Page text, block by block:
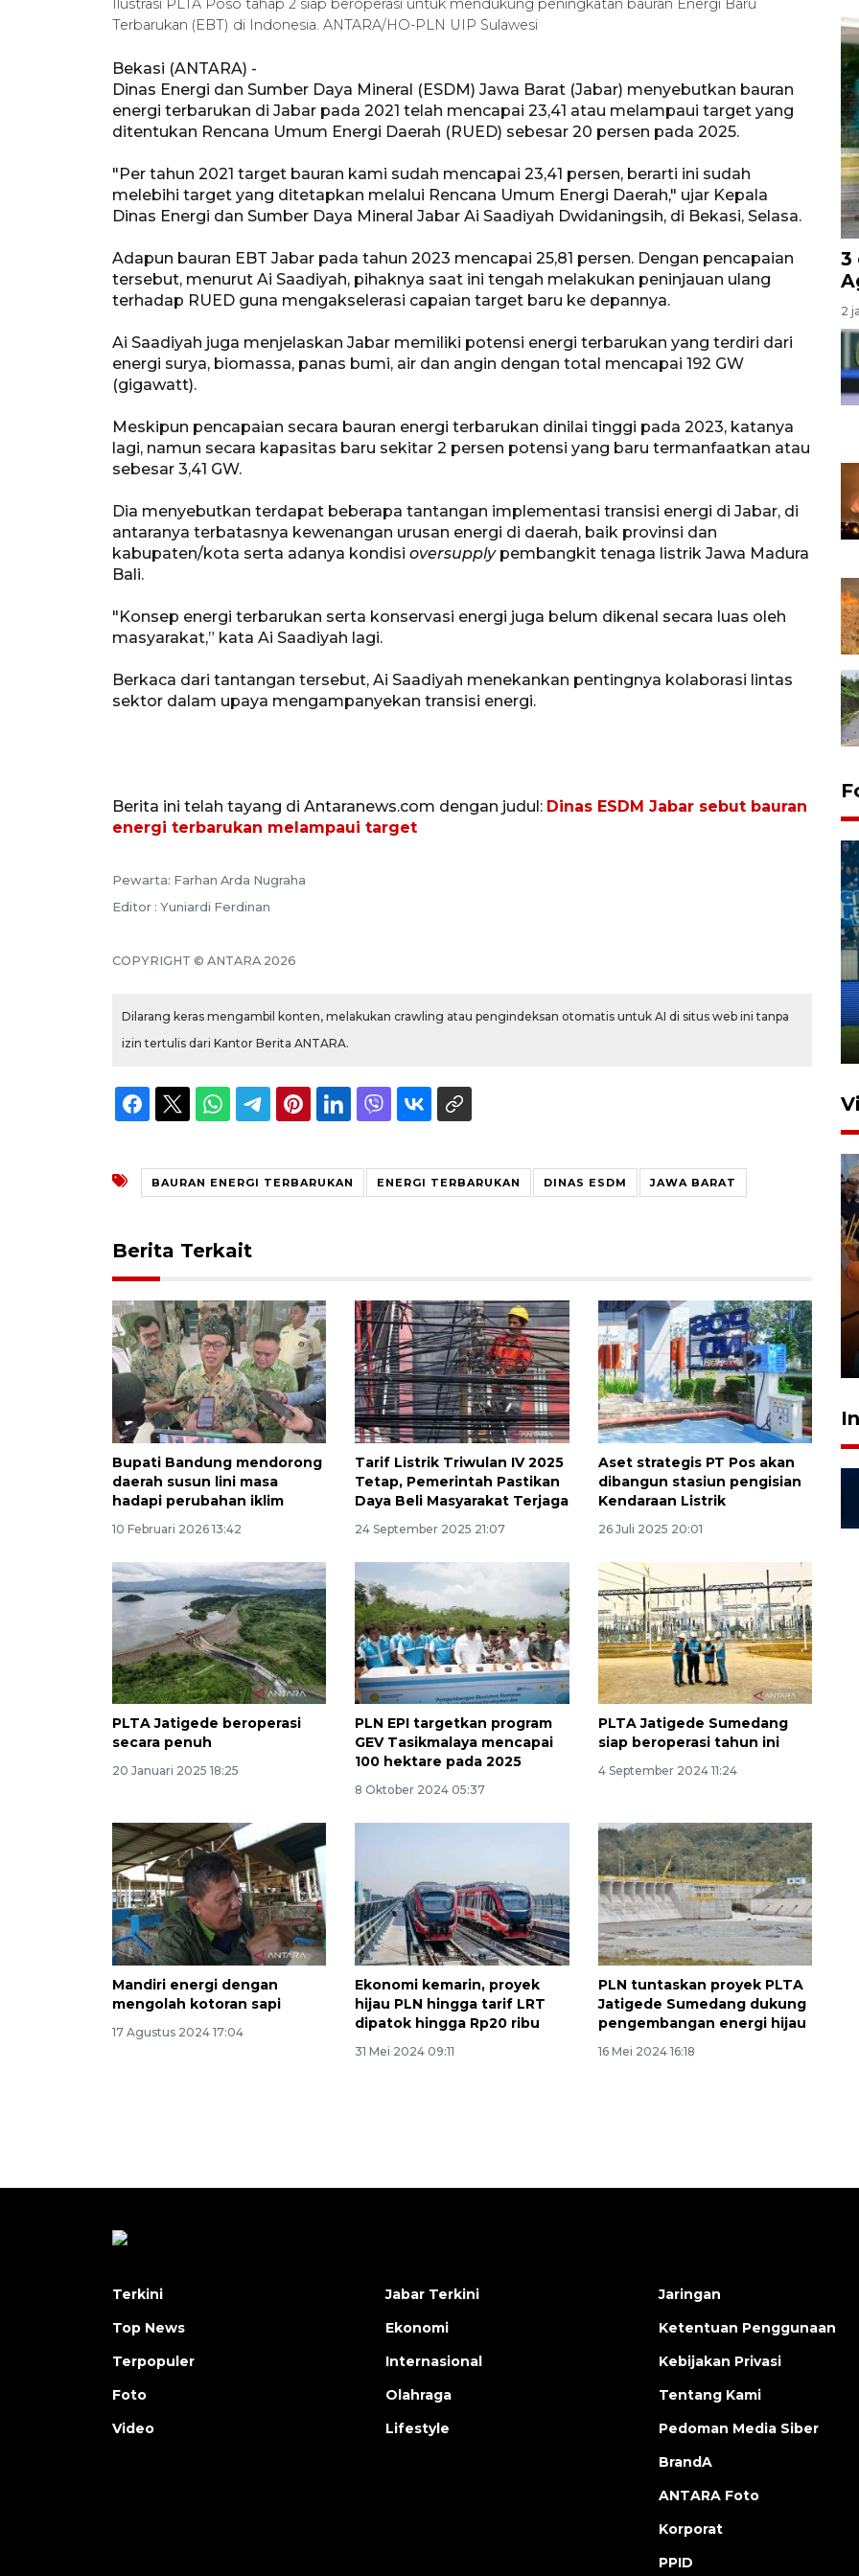
Ilustrasi PLTA Poso tahap 2 siap beroperasi untuk mendukung peningkatan bauran Energi Baru
Terbarukan (EBT) di Indonesia. ANTARA/HO-PLN UIP Sulawesi
Bekasi (ANTARA) -
Dinas Energi dan Sumber Daya Mineral (ESDM) Jawa Barat (Jabar) menyebutkan bauran
energi terbarukan di Jabar pada 2021 telah mencapai 23,41 atau melampaui target yang
ditentukan Rencana Umum Energi Daerah (RUED) sebesar 20 persen pada 2025.
"Per tahun 2021 target bauran kami sudah mencapai 23,41 persen, berarti ini sudah
melebihi target yang ditetapkan melalui Rencana Umum Energi Daerah," ujar Kepala
Dinas Energi dan Sumber Daya Mineral Jabar Ai Saadiyah Dwidaningsih, di Bekasi, Selasa.
Adapun bauran EBT Jabar pada tahun 2023 mencapai 25,81 persen. Dengan pencapaian
tersebut, menurut Ai Saadiyah, pihaknya saat ini tengah melakukan peninjauan ulang
terhadap RUED guna mengakselerasi capaian target baru ke depannya.
Ai Saadiyah juga menjelaskan Jabar memiliki potensi energi terbarukan yang terdiri dari
energi surya, biomassa, panas bumi, air dan angin dengan total mencapai 192 GW
(gigawatt).
Meskipun pencapaian secara bauran energi terbarukan dinilai tinggi pada 2023, katanya
lagi, namun secara kapasitas baru sekitar 2 persen potensi yang baru termanfaatkan atau
sebesar 3,41 GW.
Dia menyebutkan terdapat beberapa tantangan implementasi transisi energi di Jabar, di
antaranya terbatasnya kewenangan urusan energi di daerah, baik provinsi dan
kabupaten/kota serta adanya kondisi oversupplypembangkit tenaga listrik Jawa Madura
Bali.
"Konsep energi terbarukan serta konservasi energi juga belum dikenal secara luas oleh
masyarakat,” kata Ai Saadiyah lagi.
Berkaca dari tantangan tersebut, Ai Saadiyah menekankan pentingnya kolaborasi lintas
sektor dalam upaya mengampanyekan transisi energi.
Berita ini telah tayang di Antaranews.com dengan judul: Dinas ESDM Jabar sebut bauran
energi terbarukan melampaui target
Pewarta: Farhan Arda Nugraha
Editor : Yuniardi Ferdinan
COPYRIGHT © ANTARA 2026
Dilarang keras mengambil konten, melakukan crawling atau pengindeksan otomatis untuk AI di situs web ini tanpa
izin tertulis dari Kantor Berita ANTARA.
BAURAN ENERGI TERBARUKAN ENERGI TERBARUKAN DINAS ESDM JAWA BARAT
Berita Terkait
Bupati Bandung mendorong
daerah susun lini masa
hadapi perubahan iklim
10 Februari 2026 13:42
Tarif Listrik Triwulan IV 2025
Tetap, Pemerintah Pastikan
Daya Beli Masyarakat Terjaga
24 September 2025 21:07
Aset strategis PT Pos akan
dibangun stasiun pengisian
Kendaraan Listrik
26 Juli 2025 20:01
PLTA Jatigede beroperasi
secara penuh
20 Januari 2025 18:25
PLN EPI targetkan program
GEV Tasikmalaya mencapai
100 hektare pada 2025
8 Oktober 2024 05:37
PLTA Jatigede Sumedang
siap beroperasi tahun ini
4 September 2024 11:24
Mandiri energi dengan
mengolah kotoran sapi
17 Agustus 2024 17:04
Ekonomi kemarin, proyek
hijau PLN hingga tarif LRT
dipatok hingga Rp20 ribu
31 Mei 2024 09:11
PLN tuntaskan proyek PLTA
Jatigede Sumedang dukung
pengembangan energi hijau
16 Mei 2024 16:18
3
2
Balikpapan
amankan tiket semifinal Piala
Presiden
29 Juli 2026 01:36
Layanan haji Indonesia
semakin memuaskan
2026-08-08 15:00:00
Terkini
Top News
Terpopuler
Foto
Video
Jabar Terkini
Ekonomi
Internasional
Olahraga
Lifestyle
Jaringan
Ketentuan Penggunaan
Kebijakan Privasi
Tentang Kami
Pedoman Media Siber
BrandA
ANTARA Foto
Korporat
PPID